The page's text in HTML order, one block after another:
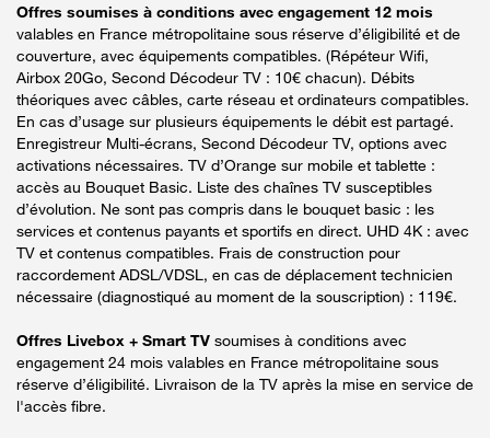
Offres soumises à conditions avec engagement 12 mois
valables en France métropolitaine sous réserve d’éligibilité et de
couverture, avec équipements compatibles. (Répéteur Wifi,
Airbox 20Go, Second Décodeur TV : 10€ chacun). Débits
théoriques avec câbles, carte réseau et ordinateurs compatibles.
En cas d’usage sur plusieurs équipements le débit est partagé.
Enregistreur Multi-écrans, Second Décodeur TV, options avec
activations nécessaires. TV d’Orange sur mobile et tablette :
accès au Bouquet Basic. Liste des chaînes TV susceptibles
d’évolution. Ne sont pas compris dans le bouquet basic : les
services et contenus payants et sportifs en direct. UHD 4K : avec
TV et contenus compatibles. Frais de construction pour
raccordement ADSL/VDSL, en cas de déplacement technicien
nécessaire (diagnostiqué au moment de la souscription) : 119€.
Offres Livebox + Smart TV soumises à conditions avec
engagement 24 mois valables en France métropolitaine sous
réserve d’éligibilité. Livraison de la TV après la mise en service de
l'accès fibre.